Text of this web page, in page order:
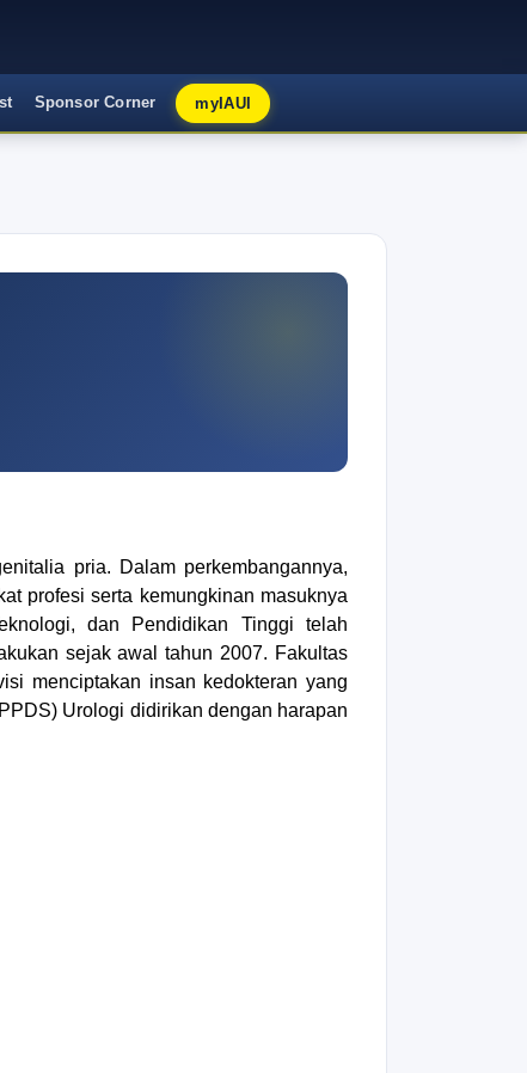
Sponsor Corner myIAUI
pria. Dalam perkembangannya,
profesi serta kemungkinan masuknya
dan Pendidikan Tinggi telah
sejak awal tahun 2007. Fakultas
menciptakan insan kedokteran yang
Urologi didirikan dengan harapan